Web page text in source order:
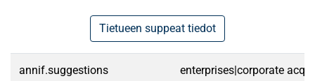
Tietueen suppeat tiedot
annif.suggestions enterprises|corporate